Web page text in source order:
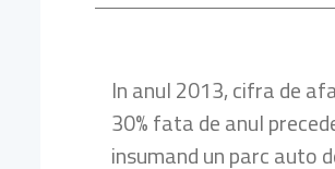
In anul 2013, cifra de
30% fata de anul
insumand un parc auto